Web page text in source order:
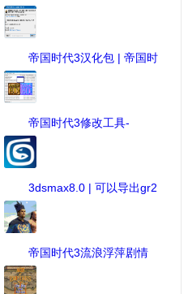
链接 ...
[软件] 下载：722 次
帝国时代3汉化包 | 帝国时
...
[游戏下载] 下载：712 次
帝国时代3修改工具-
AOE3ED ...
[MOD修改工具] 下载：676 次
3dsmax8.0 | 可以导出gr2
...[3d建模] 下载：672 次
帝国时代3流浪浮萍剧情
战 ...
[MOD作品] 下载：649 次